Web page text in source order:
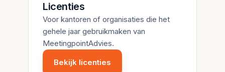
Licenties
Voor kantoren of organisaties die het
gehele jaar gebruikmaken van
MeetingpointAdvies.
Bekijk licenties